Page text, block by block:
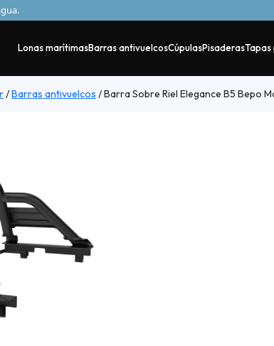
Lonas marítimasBarras antivuelcosCúpulasPisaderas
/Barras antivuelcos /Barra Sobre Riel Elegance B5 Bepo